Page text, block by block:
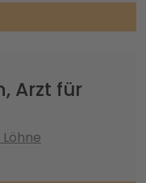
Arzt für